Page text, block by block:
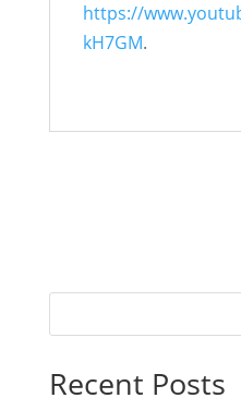
https://
kH7GM.
Recent Posts